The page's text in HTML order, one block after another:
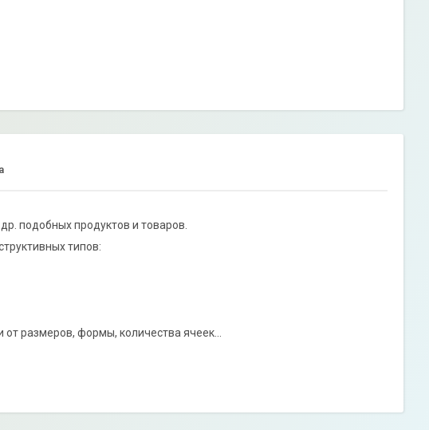
подобных продуктов и товаров.
типов:
от размеров, формы, количества ячеек...